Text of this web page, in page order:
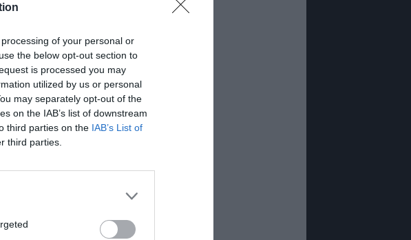
of your personal or
the below opt-out section to
is processed you may
utilized by us or personal
may separately opt-out of the
on the IAB’s list of downstream
third parties on the IAB’s List of
third parties.